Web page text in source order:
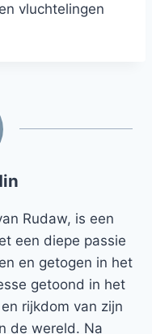
vluchtelingen
Rudaw, is een
een diepe passie
en getogen in het
getoond in het
rijkdom van zijn
de wereld. Na